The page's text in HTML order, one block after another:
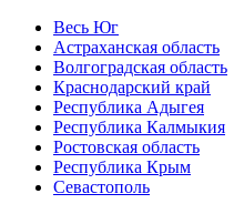
Весь Юг
Астраханская область
Волгоградская область
Краснодарский край
Республика Адыгея
Республика Калмыкия
Ростовская область
Республика Крым
Севастополь